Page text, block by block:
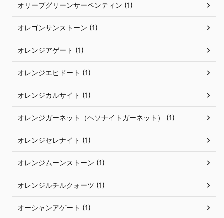
オリーブグリーンサーペンティン (1)
オレゴンサンストーン (1)
オレンジアゲート (1)
オレンジエピドート (1)
オレンジカルサイト (1)
オレンジガーネット（ヘソナイトガーネット） (1)
オレンジセレナイト (1)
オレンジムーンストーン (1)
オレンジルチルクォーツ (1)
オーシャンアゲート (1)